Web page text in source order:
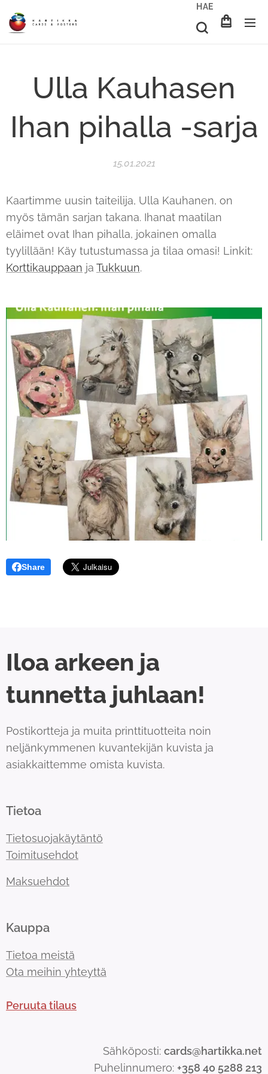
HAE
Ulla Kauhasen
Ihan pihalla -sarja
15.01.2021
Kaartimme uusin taiteilija, Ulla Kauhanen, on
myös tämän sarjan takana. Ihanat maatilan
eläimet ovat Ihan pihalla, jokainen omalla
tyylillään! Käy tutustumassa ja tilaa omasi! Linkit:
Korttikauppaan ja Tukkuun.
Share
Iloa arkeen ja
tunnetta juhlaan!
Postikortteja ja muita printtituotteita noin
neljänkymmenen kuvantekijän kuvista ja
asiakkaittemme omista kuvista.
Tietoa
Tietosuojakäytäntö
Toimitusehdot
Maksuehdot
Kauppa
Tietoa meistä
Ota meihin yhteyttä
Peruuta tilaus
Sähköposti: cards@hartikka.net
Puhelinnumero: +358 40 5288 213